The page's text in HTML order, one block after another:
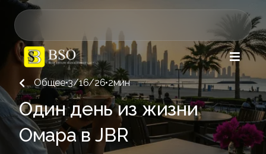

Общее•3/16/26•2мин
Один день из жизни
Омара в JBR